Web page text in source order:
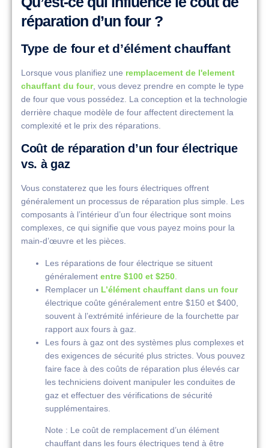
réparation d’un four ?
Type de four et d’élément chauffant
Lorsque vous planifiez une remplacement de l'element
chauffant du four, vous devez prendre en compte le type
de four que vous possédez. La conception et la technologie
derrière chaque modèle de four affectent directement la
complexité et le prix des réparations.
Coût de réparation d’un four électrique
vs. à gaz
Vous constaterez que les fours électriques offrent
généralement un processus de réparation plus simple. Les
composants à l’intérieur d’un four électrique sont moins
complexes, ce qui signifie que vous payez moins pour la
main-d’œuvre et les pièces.
Les réparations de four électrique se situent
généralement entre $100 et $250
Remplacer un L’élément chauffant dans un four
électrique coûte généralement entre $150 et $400,
souvent à l’extrémité inférieure de la fourchette par
rapport aux fours à gaz.
Les fours à gaz ont des systèmes plus complexes et
des exigences de sécurité plus strictes. Vous pouvez
faire face à des coûts de réparation plus élevés car
les techniciens doivent manipuler les conduites de
gaz et effectuer des vérifications de sécurité
supplémentaires.
Note : Le coût de remplacement d’un élément
chauffant dans les fours électriques tend à être